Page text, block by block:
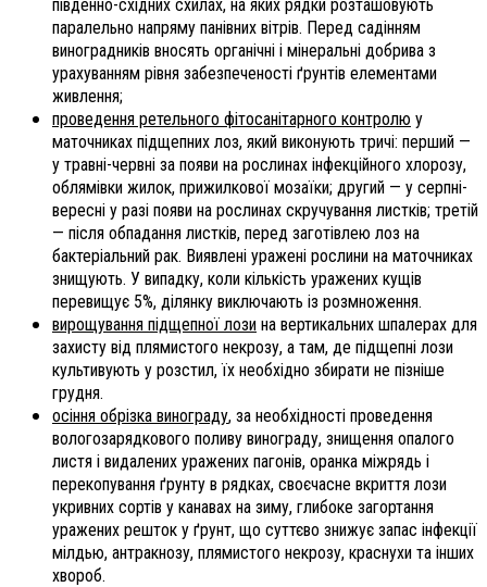
південно-східних схилах, на яких рядки розташовують
паралельно напряму панівних вітрів. Перед садінням
виноградників вносять органічні і мінеральні добрива з
урахуванням рівня забезпеченості ґрунтів елементами
живлення;
проведення ретельного фітосанітарного контролю у
маточниках підщепних лоз, який виконують тричі: перший —
у травні-червні за появи на рослинах інфекційного хлорозу,
облямівки жилок, прижилкової мозаїки; другий — у серпні-
вересні у разі появи на рослинах скручування листків; третій
— після обпадання листків, перед заготівлею лоз на
бактеріальний рак. Виявлені уражені рослини на маточниках
знищують. У випадку, коли кількість уражених кущів
перевищує 5%, ділянку виключають із розмноження.
вирощування підщепної лози на вертикальних шпалерах для
захисту від плямистого некрозу, а там, де підщепні лози
культивують у розстил, їх необхідно збирати не пізніше
грудня.
осіння обрізка винограду, за необхідності проведення
вологозарядкового поливу винограду, знищення опалого
листя і видалених уражених пагонів, оранка міжрядь і
перекопування ґрунту в рядках, своєчасне вкриття лози
укривних сортів у канавах на зиму, глибоке загортання
уражених решток у ґрунт, що суттєво знижує запас інфекції
мілдью, антракнозу, плямистого некрозу, краснухи та інших
хвороб.